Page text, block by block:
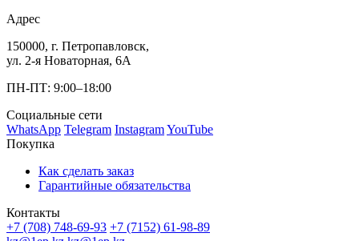
Адрес
150000, г. Петропавловск,
ул. 2-я Новаторная, 6А
ПН-ПТ: 9:00–18:00
Социальные сети
WhatsApp Telegram InstagramYouTube
Покупка
Как сделать заказ
Гарантийные обязательства
Контакты
+7 (708) 748-69-93 +7 (7152) 61-98-89